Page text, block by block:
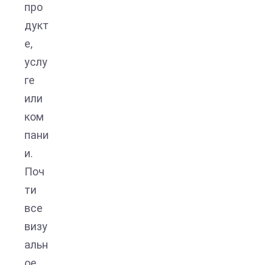
про
дукт
е,
услу
ге
или
ком
пани
и.
Поч
ти
все
визу
альн